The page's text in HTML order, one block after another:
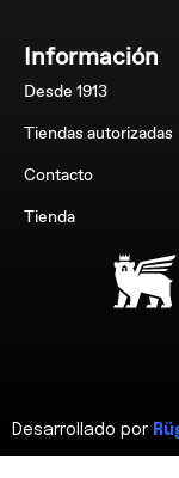
Información
Desde 1913
Tiendas autorizadas
Contacto
Tienda
Desarrollado por